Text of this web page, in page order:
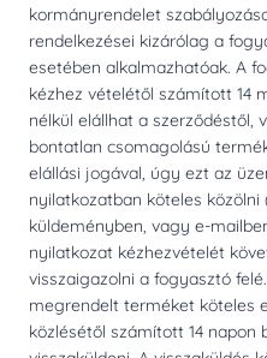
kormányrendelet
rendelkezései kizárólag a
esetében alkalmazhatóak. A
kézhez vételétől számított 14
nélkül elállhat a szerződéstől,
bontatlan csomagolású
elállási jogával, úgy ezt az
nyilatkozatban köteles
küldeményben, vagy e-
nyilatkozat kézhezvételét
visszaigazolni a fogyasztó
megrendelt terméket köteles
közlésétől számított 14 napon